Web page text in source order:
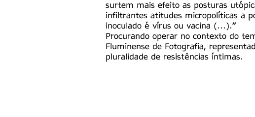
surtem mais efeito as posturas
infiltrantes atitudes micropolíticas a
inoculado é vírus ou vacina (...).”
Procurando operar no contexto do
Fluminense de Fotografia,
pluralidade de resistências íntimas.